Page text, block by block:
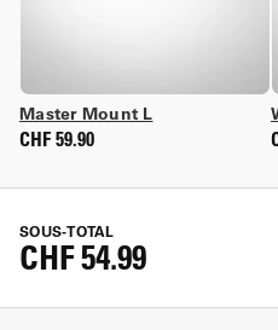
Master Mount L
CHF 59.90
SOUS-TOTAL
CHF 54.99